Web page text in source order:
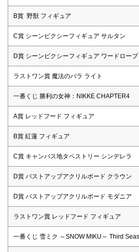
B賞 野獣 フィギュア
C賞 シーンピクシーフィギュア サルタン
D賞 シーンピクシーフィギュア ワードローブ
ラストワン賞 魔法のバラ ライト
一番くじ 勝利の女神：NIKKE CHAPTER4
A賞 レッドフード フィギュア
B賞 紅蓮 フィギュア
C賞 キャンバス地タペストリー シンデレラ
D賞 バストアップアクリルボード クラウン
D賞 バストアップアクリルボード モダニア
ラストワン賞 レッドフード フィギュア
一番くじ 雪ミク ～SNOW MIKU～ Third